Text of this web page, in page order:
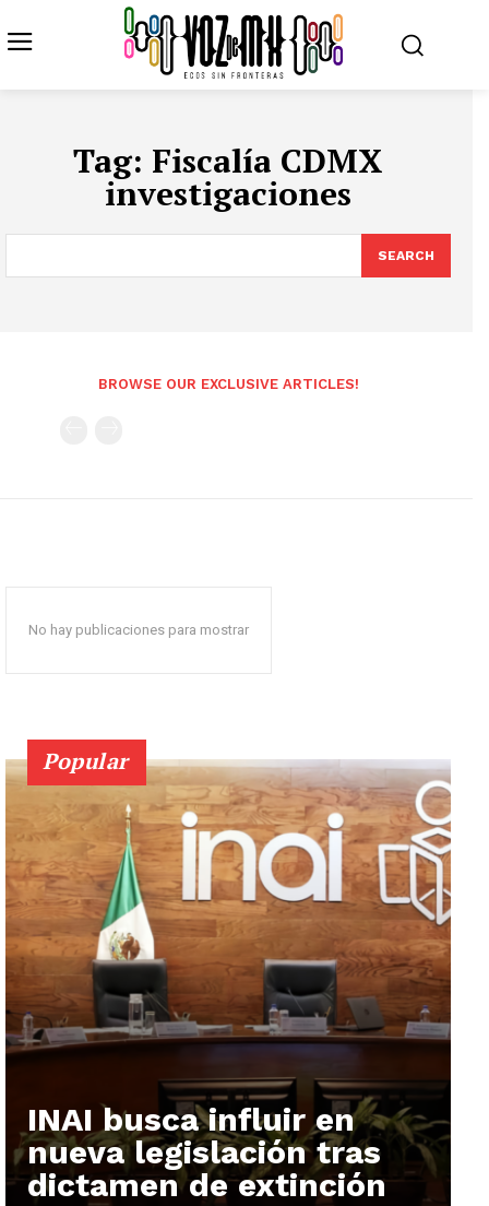
Tag: Fiscalía CDMX
investigaciones
SEARCH
BROWSE OUR EXCLUSIVE ARTICLES!
No hay publicaciones para mostrar
Popular
INAI busca influir en
nueva legislación tras
dictamen de extinción